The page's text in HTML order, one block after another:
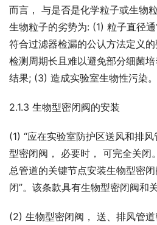
而言， 与是否是化学粒子或生物
生物粒子的劣势为: (1) 粒子直径
符合过滤器检漏的公认方法定义
检测周期长且难以避免部分细菌
结果; (3) 造成实验室生物性污染。
2.1.3 生物型密闭阀的安装
(1) “应在实验室防护区送风和排
型密闭阀， 必要时， 可完全关闭
总管道的关键节点安装生物型密
闭”。该条款具有生物型密闭阀和
(2) 生物型密闭阀， 送、排风管